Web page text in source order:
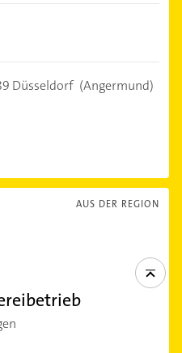
Düsseldorf (Angermund)
AUS DER REGION